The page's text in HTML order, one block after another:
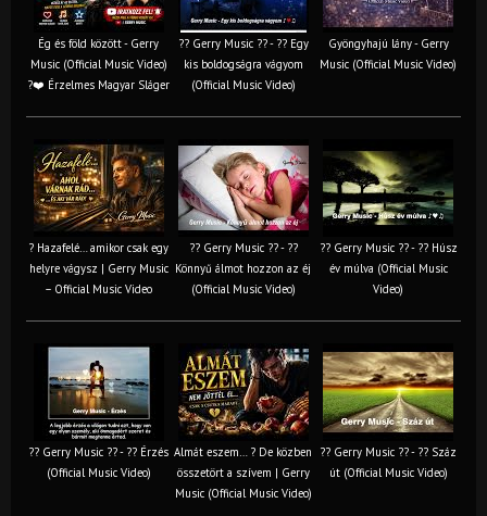
Ég és föld között - Gerry
Music (Official Music Video)
?❤️ Érzelmes Magyar Sláger
?? Gerry Music ?? - ?? Egy
kis boldogságra vágyom
(Official Music Video)
Gyöngyhajú lány - Gerry
Music (Official Music Video)
? Hazafelé… amikor csak egy
helyre vágysz | Gerry Music
– Official Music Video
?? Gerry Music ?? - ??
Könnyű álmot hozzon az éj
(Official Music Video)
?? Gerry Music ?? - ?? Húsz
év múlva (Official Music
Video)
?? Gerry Music ?? - ?? Érzés
(Official Music Video)
Almát eszem… ? De közben
összetört a szívem | Gerry
Music (Official Music Video)
?? Gerry Music ?? - ?? Száz
út (Official Music Video)